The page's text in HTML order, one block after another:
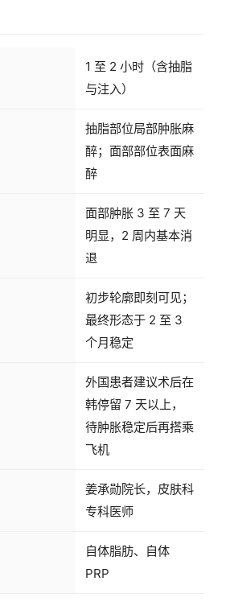
1 至 2 小时（含抽脂
与注入）
抽脂部位局部肿胀麻
醉；面部部位表面麻
醉
面部肿胀 3 至 7 天
明显，2 周内基本消
退
初步轮廓即刻可见；
最终形态于 2 至 3
个月稳定
外国患者建议术后在
韩停留 7 天以上，
待肿胀稳定后再搭乘
飞机
姜承勋院长，皮肤科
专科医师
自体脂肪、自体
PRP